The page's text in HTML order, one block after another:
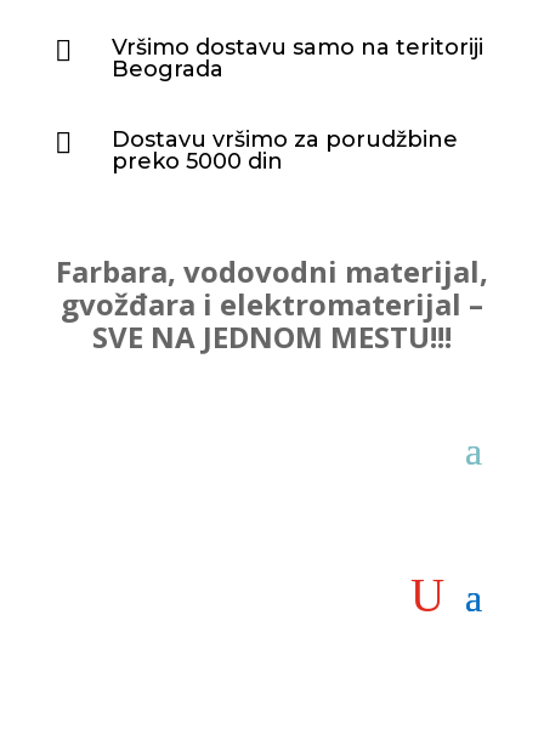

Vršimo dostavu samo na teritoriji
Beograda

Dostavu vršimo za porudžbine
preko 5000 din
Farbara, vodovodni materijal,
gvožđara i elektromaterijal –
SVE NA JEDNOM MESTU!!!